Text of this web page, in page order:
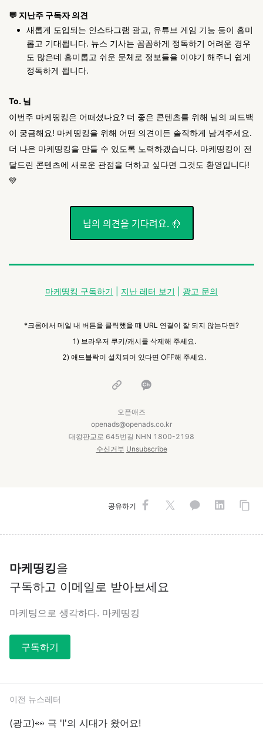
💬 지난주 구독자 의견
새롭게 도입되는 인스타그램 광고, 유튜브 게임 기능 등이 흥미
롭고 기대됩니다. 뉴스 기사는 꼼꼼하게 정독하기 어려운 경우
도 많은데 흥미롭고 쉬운 문체로 정보들을 이야기 해주니 쉽게
정독하게 됩니다.
To. 님
이번주 마케띵킹은 어떠셨나요? 더 좋은 콘텐츠를 위해 님의 피드백
이 궁금해요! 마케띵킹을 위해 어떤 의견이든 솔직하게 남겨주세요.
더 나은 마케띵킹을 만들 수 있도록 노력하겠습니다. 마케띵킹이 전
달드린 콘텐츠에 새로운 관점을 더하고 싶다면 그것도 환영입니다!
💚
님의 의견을 기다려요. 🤚
마케띵킹 구독하기 지난 레터 보기 광고 문의
*크롬에서 메일 내 버튼을 클릭했을 때 URL 연결이 잘 되지 않는다면?
1) 브라우저 쿠키/캐시를 삭제해 주세요.
2) 애드블락이 설치되어 있다면 OFF해 주세요.
오픈애즈
openads@openads.co.kr
대왕판교로 645번길 NHN 1800-2198
수신거부 Unsubscribe
공유하기
마케띵킹을
구독하고 이메일로 받아보세요
마케팅으로 생각하다. 마케띵킹
구독하기
이전 뉴스레터
(광고)👀 극 'I'의 시대가 왔어요!